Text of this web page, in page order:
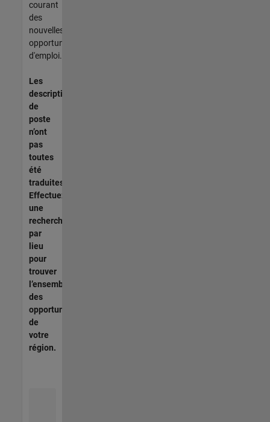
courant
des
nouvelles
opportunités
d'emploi.
Les
descriptions
de
poste
n’ont
pas
toutes
été
traduites.
Effectuez
une
recherche
par
lieu
pour
trouver
l’ensemble
des
opportunités
de
votre
région.